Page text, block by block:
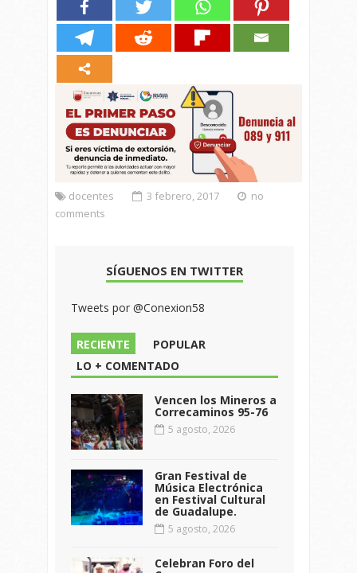
docentes 3 febrero, 2017
no
comments
SÍGUENOS EN TWITTER
Tweets por @Conexion58
RECIENTE
POPULAR
LO + COMENTADO
Vencen los Mineros a
Correcaminos 95-76
5 agosto, 2026
Gran Festival de
Música Electrónica
en Festival Cultural
de Guadalupe.
5 agosto, 2026
Celebran Foro del